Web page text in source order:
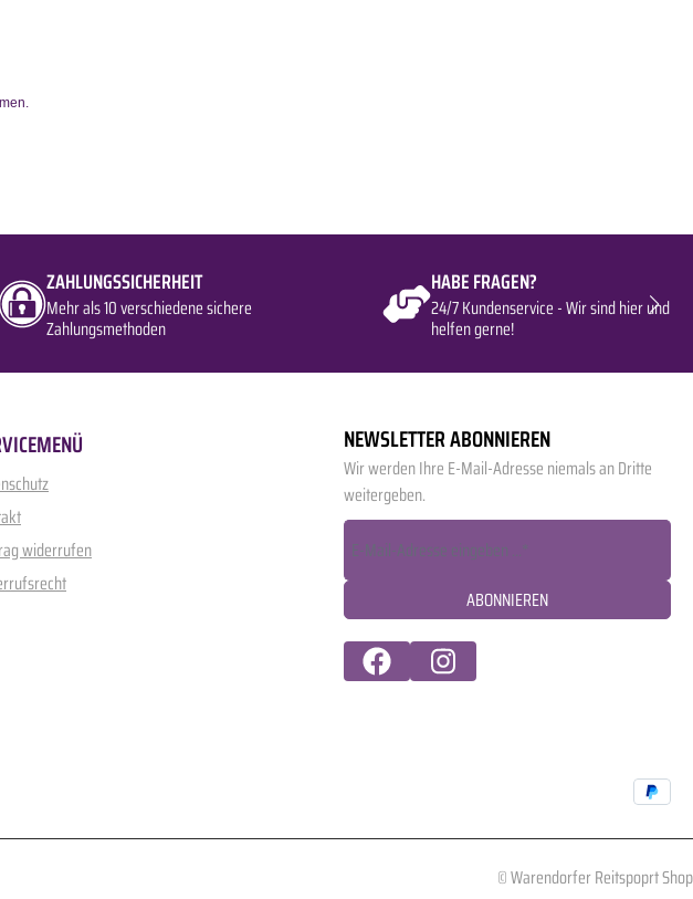
ZAHLUNGSSICHERHEIT
Mehr als 10 verschiedene sichere
Zahlungsmethoden
HABE FRAGEN?
24/7 Kundenservice - Wir sind hier und
helfen gerne!
widerrufen
NEWSLETTER ABONNIEREN
Wir werden Ihre E-Mail-Adresse niemals an Dritte
weitergeben.
ABONNIEREN
© Warendorfer Reitspoprt Shop